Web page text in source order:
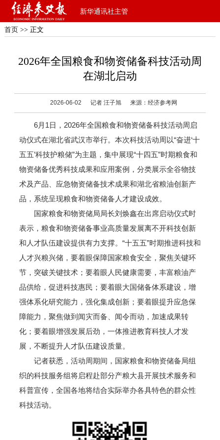
新华通讯社主管
首页 >> 正文
2026年全国粮食和物资储备科技活动周
在湖北启动
2026-06-02 记者 汪子旭 来源：经济参考网
6月1日，2026年全国粮食和物资储备科技活动周启
动仪式在湖北省武汉市举行。本次科技活动周以“奋进‘十
五五’科技护粮储”为主题，集中展现“十四五”时期粮食和
物资储备优秀科技成果和应用案例，分类展示全谷物技
术及产品、应急物资储备技术成果和湖北省粮油创新产
品，系统呈现粮食和物资储备人才建设成效。
国家粮食和物资储局局长刘焕鑫在出席启动仪式时
表示，粮食和物资储备事业高质量发展离不开科技创新
和人才队伍建设提供有力支撑。“十五五”时期推进科技和
人才兴粮兴储，要着眼保障国家粮食安全，聚焦关键环
节，突破关键技术；要着眼人民健康需要，丰富粮油产
品供给，促进科技惠民；要着眼大国储备体系建设，增
强体系化研究能力，强化集成创新；要着眼提升应急保
障能力，聚焦做到闻灾而备、闻令而动，加速成果转
化；要着眼增强发展后劲，一体推进教育科技人才发
展，不断提升人才队伍建设质量。
记者获悉，活动周期间，国家粮食和物资储备局组
织的科技服务组将启程赴部分产粮大县开展技术服务和
科普宣传，全国各地将结合实际举办各具特色的群众性
科技活动。